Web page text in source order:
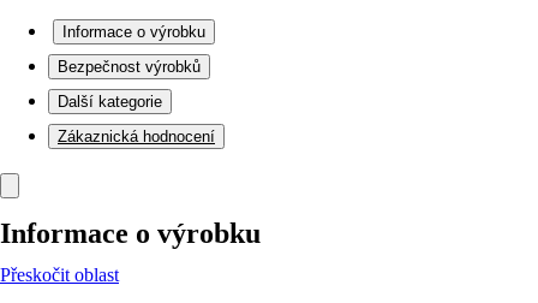
Informace o výrobku
Bezpečnost výrobků
Další kategorie
Zákaznická hodnocení
Informace o výrobku
Přeskočit oblast